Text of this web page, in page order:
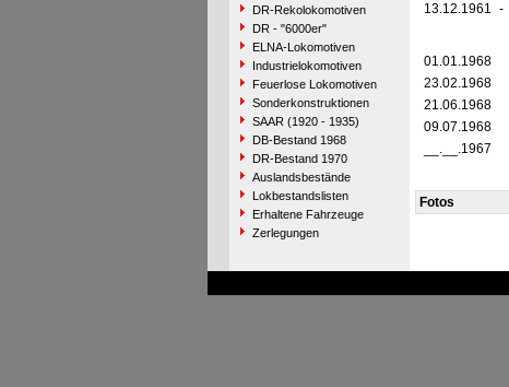
DR-Rekolokomotiven
DR - "6000er"
ELNA-Lokomotiven
Industrielokomotiven
Feuerlose Lokomotiven
Sonderkonstruktionen
SAAR (1920 - 1935)
DB-Bestand 1968
DR-Bestand 1970
Auslandsbestände
Lokbestandslisten
Erhaltene Fahrzeuge
Zerlegungen
13.12.1961 -
01.01.1968
23.02.1968
21.06.1968
09.07.1968
__.__.1967
Fotos